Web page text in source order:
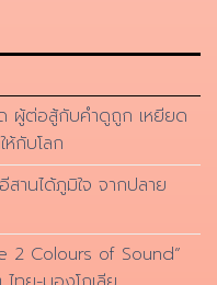
ผู้ต่อสู้กับคำดูถูก เหยียด
กับโลก
านได้ภูมิใจ จากปลาย
2 Colours of Sound”